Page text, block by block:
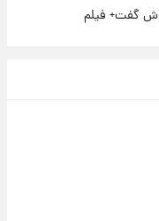
گفت+ فیلم